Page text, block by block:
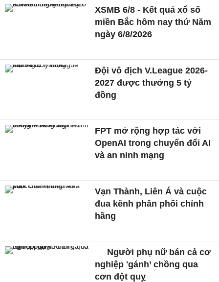
XSMB 6/8 - Kết quả xổ số
miền Bắc hôm nay thứ Năm
ngày 6/8/2026
Đội vô địch V.League 2026-
2027 được thưởng 5 tỷ
đồng
FPT mở rộng hợp tác với
OpenAI trong chuyển đổi AI
và an ninh mạng
Vạn Thành, Liên Á và cuộc
đua kênh phân phối chính
hãng
Người phụ nữ bán cả cơ
nghiệp 'gánh’ chồng qua
cơn đột quỵ